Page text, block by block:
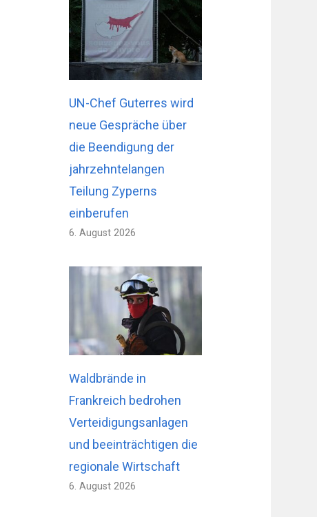
UN-Chef Guterres wird
neue Gespräche über
die Beendigung der
jahrzehntelangen
Teilung Zyperns
einberufen
6. August 2026
Waldbrände in
Frankreich bedrohen
Verteidigungsanlagen
und beeinträchtigen die
regionale Wirtschaft
6. August 2026